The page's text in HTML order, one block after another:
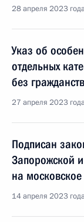
28 апреля 2023
Указ об
отдельных
без
27 апреля 2023
Подписан
Запорожской
на
14 апреля 2023